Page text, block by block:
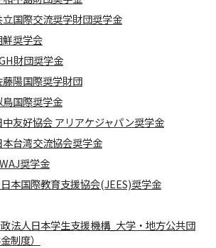
国際交流奨学財団奨学金
鮮奨学会
財団奨学金
陽国際奨学財団
国際奨学金
友好協会 アリアケジャパン奨学金
台湾交流協会奨学金
奨学金
本国際教育支援協会(JEES)奨学金
法人日本学生支援機構_大学・地方公共団
制度）